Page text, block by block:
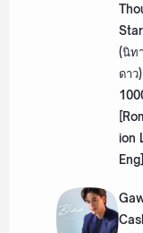
(นิท
ดาว
ion
Eng]